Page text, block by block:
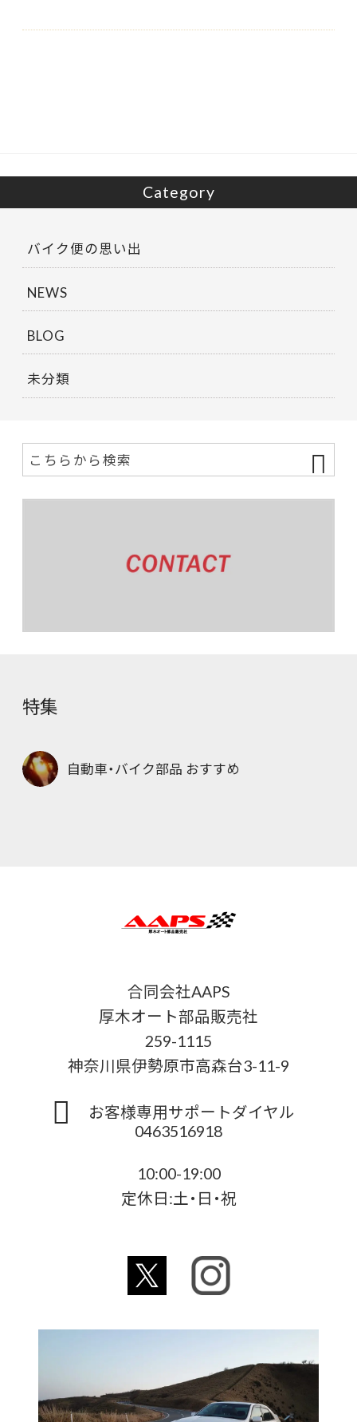
Category
バイク便の思い出
NEWS
BLOG
未分類
特集
自動車・バイク部品 おすすめ
合同会社AAPS
厚木オート部品販売社
259-1115
神奈川県伊勢原市高森台3-11-9
お客様専用サポートダイヤル
0463516918
10:00-19:00
定休日:土・日・祝